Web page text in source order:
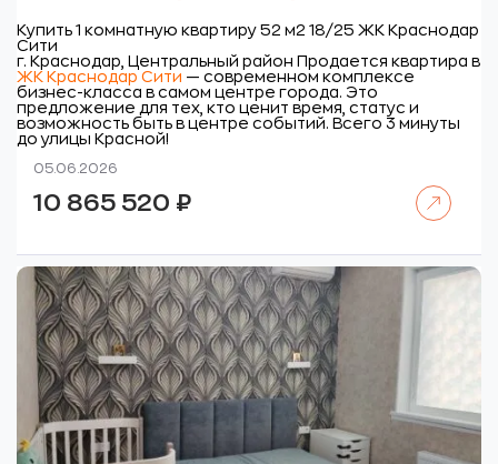
Купить 1 комнатную квартиру 52 м2 18/25 ЖК Краснодар
Сити
г. Краснодар, Центральный район Продается квартира в
ЖК Краснодар Сити — современном комплексе
бизнес-класса в самом центре города. Это
предложение для тех, кто ценит время, статус и
возможность быть в центре событий. Всего 3 минуты
до улицы Красной!
05.06.2026
10 865 520 ₽